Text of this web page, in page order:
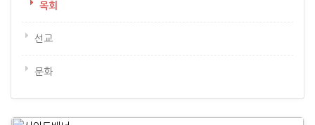
목회
선교
문화